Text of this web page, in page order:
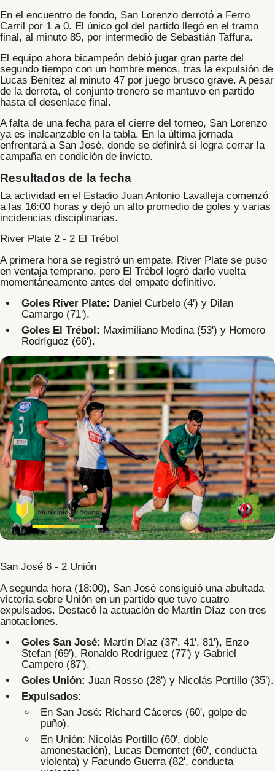
En el encuentro de fondo, San Lorenzo derrotó a Ferro
Carril por 1 a 0. El único gol del partido llegó en el tramo
final, al minuto 85, por intermedio de Sebastián Taffura.
El equipo ahora bicampeón debió jugar gran parte del
segundo tiempo con un hombre menos, tras la expulsión de
Lucas Benítez al minuto 47 por juego brusco grave. A pesar
de la derrota, el conjunto trenero se mantuvo en partido
hasta el desenlace final.
A falta de una fecha para el cierre del torneo, San Lorenzo
ya es inalcanzable en la tabla. En la última jornada
enfrentará a San José, donde se definirá si logra cerrar la
campaña en condición de invicto.
Resultados de la fecha
La actividad en el Estadio Juan Antonio Lavalleja comenzó
a las 16:00 horas y dejó un alto promedio de goles y varias
incidencias disciplinarias.
River Plate 2 - 2 El Trébol
A primera hora se registró un empate. River Plate se puso
en ventaja temprano, pero El Trébol logró darlo vuelta
momentáneamente antes del empate definitivo.
Goles River Plate: Daniel Curbelo (4') y Dilan
Camargo (71').
Goles El Trébol: Maximiliano Medina (53') y Homero
Rodríguez (66').
San José 6 - 2 Unión
A segunda hora (18:00), San José consiguió una abultada
victoria sobre Unión en un partido que tuvo cuatro
expulsados. Destacó la actuación de Martín Díaz con tres
anotaciones.
Goles San José: Martín Díaz (37', 41', 81'), Enzo
Stefan (69'), Ronaldo Rodríguez (77') y Gabriel
Campero (87').
Goles Unión: Juan Rosso (28') y Nicolás Portillo (35').
Expulsados:
En San José: Richard Cáceres (60', golpe de
puño).
En Unión: Nicolás Portillo (60', doble
amonestación), Lucas Demontet (60', conducta
violenta) y Facundo Guerra (82', conducta